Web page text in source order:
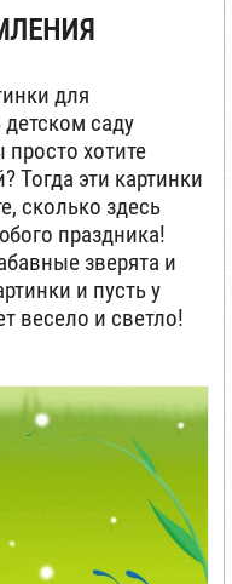
для
саду
хотите
Тогда эти картинки
сколько здесь
праздника!
зверята и
и пусть у
весело и светло!